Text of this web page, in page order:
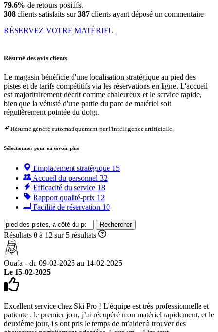
79.6% de retours positifs.
308 clients satisfaits sur387 clients ayant déposé un commentaire
RÉSERVEZ VOTRE MATÉRIEL
Résumé des avis clients
Le magasin bénéficie d'une localisation stratégique au pied des
pistes et de tarifs compétitifs via les réservations en ligne. L'accueil
est majoritairement décrit comme chaleureux et le service rapide,
bien que la vétusté d'une partie du parc de matériel soit
régulièrement pointée du doigt.
Résumé généré automatiquement par l'intelligence artificielle.
Sélectionner pour en savoir plus
Emplacement stratégique 15
Accueil du personnel 32
Efficacité du service 18
Rapport qualité-prix 12
Facilité de réservation 10
Rechercher
Résultats 0 à 12 sur 5 résultats
Ouafa - du 09-02-2025 au 14-02-2025
Le 15-02-2025
Excellent service chez Ski Pro ! L’équipe est très professionnelle et
patiente : le premier jour, j’ai récupéré mon matériel rapidement, et le
deuxième jour, ils ont pris le temps de m’aider à trouver des